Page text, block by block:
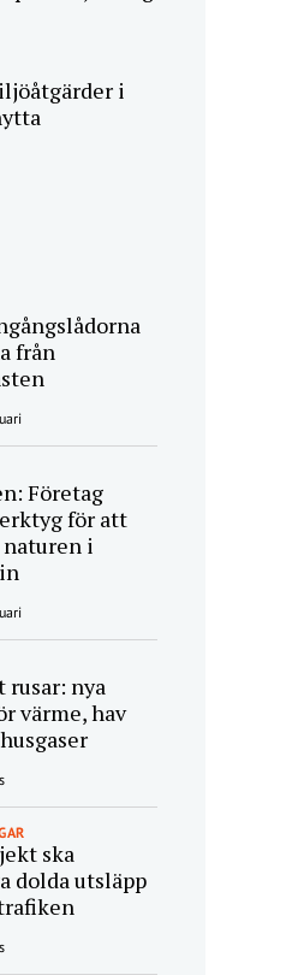
i
från
Företag
för att
i
nya
värme, hav
ska
dolda utsläpp